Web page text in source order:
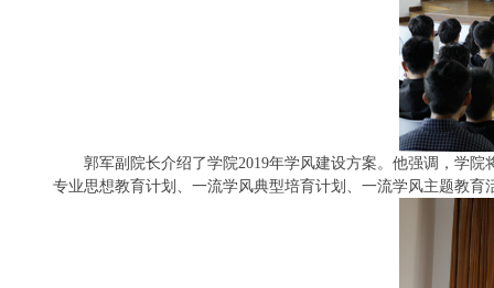
郭军副院长介绍了学院2019年学风建设方案。他强调，学院
专业思想教育计划、一流学风典型培育计划、一流学风主题教